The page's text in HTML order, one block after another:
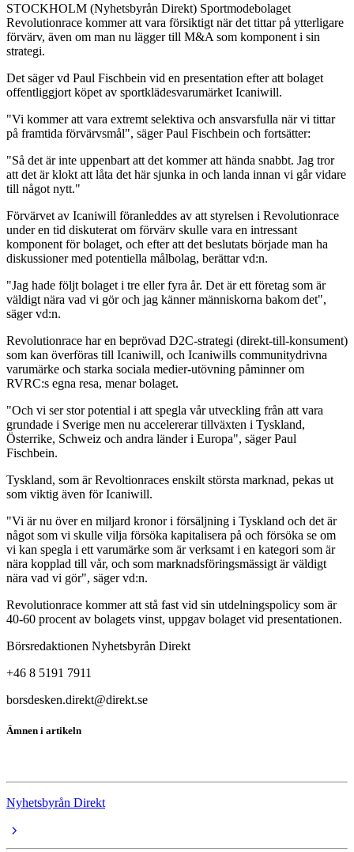
STOCKHOLM (Nyhetsbyrån Direkt) Sportmodebolaget
Revolutionrace kommer att vara försiktigt när det tittar på ytterligare
förvärv, även om man nu lägger till M&A som komponent i sin
strategi.
Det säger vd Paul Fischbein vid en presentation efter att bolaget
offentliggjort köpet av sportklädesvarumärket Icaniwill.
"Vi kommer att vara extremt selektiva och ansvarsfulla när vi tittar
på framtida förvärvsmål", säger Paul Fischbein och fortsätter:
"Så det är inte uppenbart att det kommer att hända snabbt. Jag tror
att det är klokt att låta det här sjunka in och landa innan vi går vidare
till något nytt."
Förvärvet av Icaniwill föranleddes av att styrelsen i Revolutionrace
under en tid diskuterat om förvärv skulle vara en intressant
komponent för bolaget, och efter att det beslutats började man ha
diskussioner med potentiella målbolag, berättar vd:n.
"Jag hade följt bolaget i tre eller fyra år. Det är ett företag som är
väldigt nära vad vi gör och jag känner människorna bakom det",
säger vd:n.
Revolutionrace har en beprövad D2C-strategi (direkt-till-konsument)
som kan överföras till Icaniwill, och Icaniwills communitydrivna
varumärke och starka sociala medier-utövning påminner om
RVRC:s egna resa, menar bolaget.
"Och vi ser stor potential i att spegla vår utveckling från att vara
grundade i Sverige men nu accelererar tillväxten i Tyskland,
Österrike, Schweiz och andra länder i Europa", säger Paul
Fischbein.
Tyskland, som är Revoltionraces enskilt största marknad, pekas ut
som viktig även för Icaniwill.
"Vi är nu över en miljard kronor i försäljning i Tyskland och det är
något som vi skulle vilja försöka kapitalisera på och försöka se om
vi kan spegla i ett varumärke som är verksamt i en kategori som är
nära kopplad till vår, och som marknadsföringsmässigt är väldigt
nära vad vi gör", säger vd:n.
Revolutionrace kommer att stå fast vid sin utdelningspolicy som är
40-60 procent av bolagets vinst, uppgav bolaget vid presentationen.
Börsredaktionen Nyhetsbyrån Direkt
+46 8 5191 7911
borsdesken.direkt@direkt.se
Ämnen i artikeln
Nyhetsbyrån Direkt